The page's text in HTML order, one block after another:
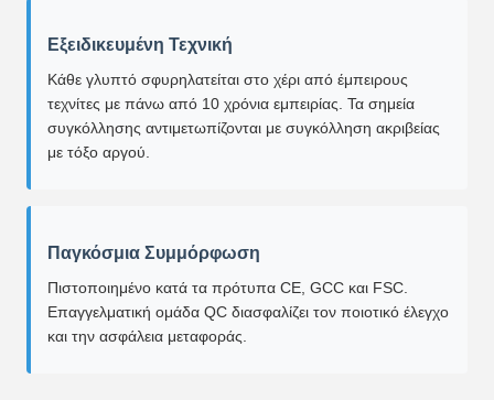
Εξειδικευμένη Τεχνική
Κάθε γλυπτό σφυρηλατείται στο χέρι από έμπειρους
τεχνίτες με πάνω από 10 χρόνια εμπειρίας. Τα σημεία
συγκόλλησης αντιμετωπίζονται με συγκόλληση ακριβείας
με τόξο αργού.
Παγκόσμια Συμμόρφωση
Πιστοποιημένο κατά τα πρότυπα CE, GCC και FSC.
Επαγγελματική ομάδα QC διασφαλίζει τον ποιοτικό έλεγχο
και την ασφάλεια μεταφοράς.